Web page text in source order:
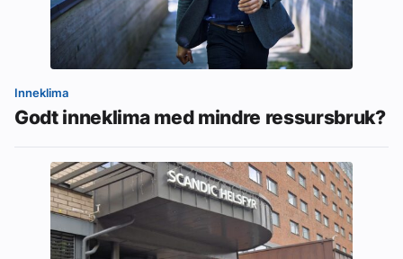
Inneklima
Godt inneklima med mindre ressursbruk?